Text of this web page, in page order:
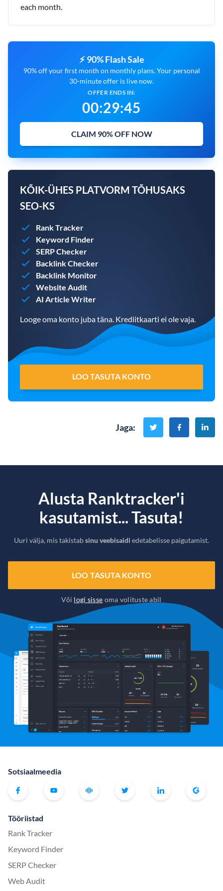
each month.
⚡ 90% Flash Sale
90% off your first month on monthly plans. Your personal
30-minute offer is live now.
OFFER ENDS IN:
00:29:44
CLAIM 90% OFF NOW
KÕIK-ÜHES PLATVORM TÕHUSAKS
SEO-KS
Rank Tracker
Keyword Finder
SERP Checker
Backlink Checker
Backlink Monitor
Website Audit
AI Article Writer
Looge oma konto juba täna. Krediitkaarti ei ole vaja.
LOO TASUTA KONTO
Jaga:
Alusta Ranktracker'i
kasutamist... Tasuta!
Uuri välja, mis takistabsinu veebisaidi edetabelisse paigutamist.
LOO TASUTA KONTO
Või logi sisse oma volituste abil
Sotsiaalmeedia
Tööriistad
Rank Tracker
Keyword Finder
SERP Checker
Web Audit